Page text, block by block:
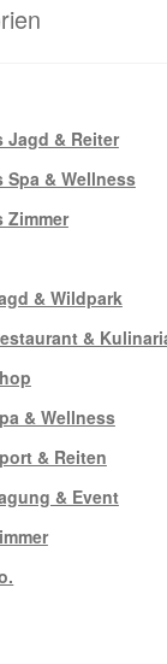
Jagd & Reiter
Spa & Wellness
Zimmer
& Wildpark
&
& Wellness
& Reiten
& Event